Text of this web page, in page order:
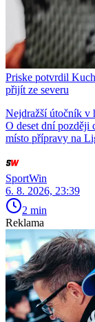
Priske potvrdil
přijít ze severu
Nejdražší útočník v
O deset dní později
místo přípravy na
SportWin
6. 8. 2026, 23:39
2 min
Reklama